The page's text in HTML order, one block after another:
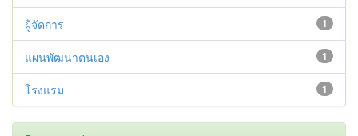
1
ผู้จัดการ
1
แผนพัฒนาตนเอง
1
โรงแรม